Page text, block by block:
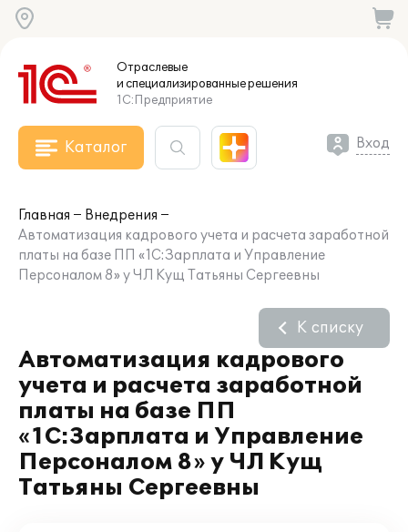
Отраслевые
и специализированныерешения
1С:Предприятие
Каталог Вход
Главная
Внедрения
Автоматизация кадрового учета и расчета заработной
платы на базе ПП «1С:Зарплата и Управление
Персоналом 8» у ЧЛ Кущ Татьяны Сергеевны
Автоматизация кадрового
учета и расчета заработной
платы на базе ПП
«1С:Зарплата и Управление
Персоналом 8» у ЧЛ Кущ
Татьяны Сергеевны
К списку